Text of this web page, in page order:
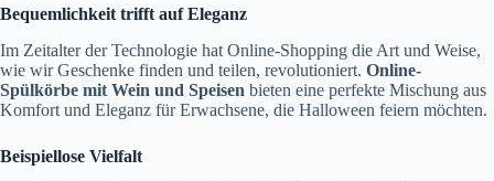
Bequemlichkeit trifft auf Eleganz
Im Zeitalter der Technologie hat Online-Shopping die Art und Weise,
wie wir Geschenke finden und teilen, revolutioniert. Online-
Spülkörbe mit Wein und Speisen bieten eine perfekte Mischung aus
Komfort und Eleganz für Erwachsene, die Halloween feiern möchten.
Beispiellose Vielfalt